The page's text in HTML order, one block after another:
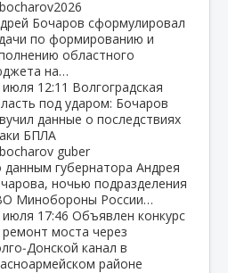
Бочаров сформулировал
по формированию и
областного
на…
июля 12:11 Волгоградская
под ударом: Бочаров
данные о последствиях
БПЛА
данным губернатора Андрея
ночью подразделения
Минобороны России…
июля 17:46 Объявлен конкурс
ремонт моста через
канал в
районе